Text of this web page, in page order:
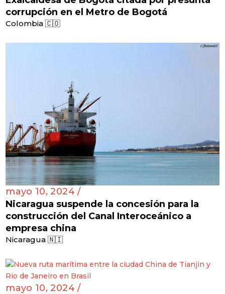
corrupción en el Metro de Bogotá
Colombia 🇨🇴
mayo 10, 2024 /
Nicaragua suspende la concesión para la
construcción del Canal Interoceánico a
empresa china
Nicaragua 🇳🇮
mayo 10, 2024 /